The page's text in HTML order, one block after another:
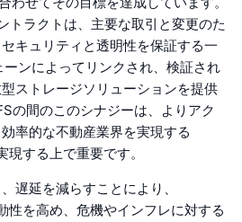
トラクトは、主要な取引と変更のた
キュリティと透明性を保証する一
ンによってリンクされ、検証され
ストレージソリューションを提供
の間のこのシナジーは、よりアク
率的な不動産業界を実現する
する上で重要です。
遅延を減らすことにより、
性を高め、危機やインフレに対する